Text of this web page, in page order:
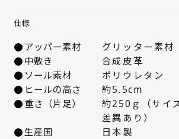
23.5cm △ 残りわずか
24cm △ 残りわずか
△ 残りわずか
仕様
アッパー素材
グリッター素材
中敷き
合成皮革
ソール素材
ポリウレタン
ヒールの高さ
約5.5cm
重さ（片足）
約250ｇ（サイ
差異あり）
生産国
日本製